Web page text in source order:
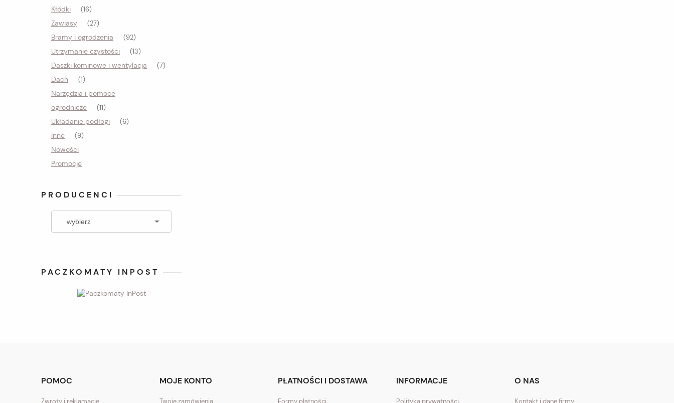
Kłódki (16)
Zawiasy (27)
Bramy i ogrodzenia (92)
Utrzymanie czystości (13)
Daszki kominowe i wentylacja (7)
Dach (1)
Narzędzia i pomoce
ogrodnicze
(11)
Układanie podłogi (6)
Inne (9)
Nowości
Promocje
PRODUCENCI
PACZKOMATY INPOST
POMOC
Zwroty i reklamacje
MOJE KONTO
Twoje zamówienia
PŁATNOŚCI I DOSTAWA
Formy płatności
INFORMACJE
Polityka prywatności
O NAS
Kontakt i dane firmy